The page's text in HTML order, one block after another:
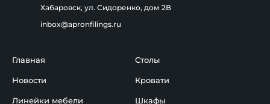
Хабаровск, ул. Сидоренко, дом 2В
inbox@apronfilings.ru
Главная
Новости
Линейки мебели
Столы
Кровати
Шкафы